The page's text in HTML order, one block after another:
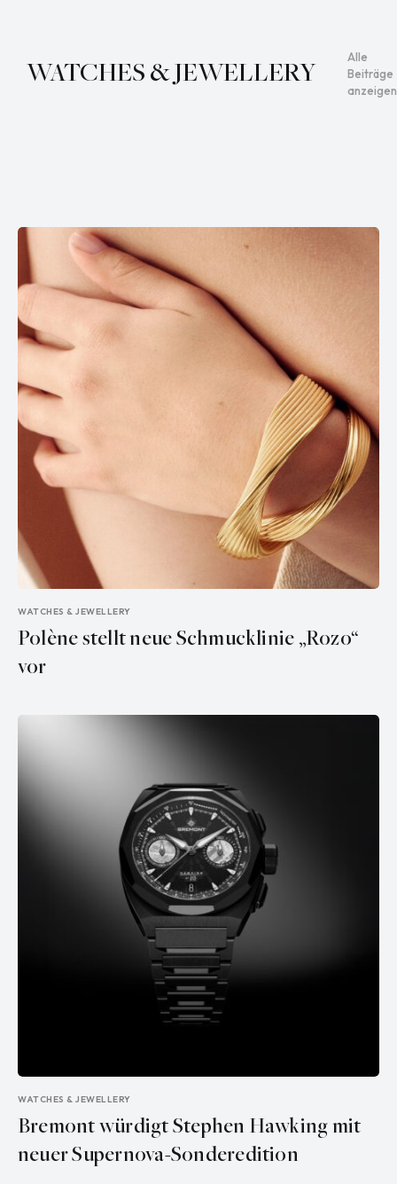
WATCHES & JEWELLERY
Alle
Beiträge
anzeigen
WATCHES & JEWELLERY
Polène stellt neue Schmucklinie „Rozo“
vor
WATCHES & JEWELLERY
Bremont würdigt Stephen Hawking mit
neuer Supernova-Sonderedition